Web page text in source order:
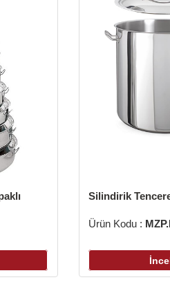
Silindirik
Ürün Kodu :